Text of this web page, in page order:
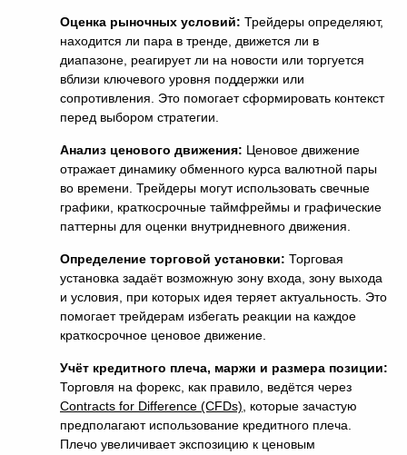
Оценка рыночных условий: Трейдеры определяют,
находится ли пара в тренде, движется ли в
диапазоне, реагирует ли на новости или торгуется
вблизи ключевого уровня поддержки или
сопротивления. Это помогает сформировать контекст
перед выбором стратегии.
Анализ ценового движения: Ценовое движение
отражает динамику обменного курса валютной пары
во времени. Трейдеры могут использовать свечные
графики, краткосрочные таймфреймы и графические
паттерны для оценки внутридневного движения.
Определение торговой установки: Торговая
установка задаёт возможную зону входа, зону выхода
и условия, при которых идея теряет актуальность. Это
помогает трейдерам избегать реакции на каждое
краткосрочное ценовое движение.
Учёт кредитного плеча, маржи и размера позиции:
Торговля на форекс, как правило, ведётся через
Contracts for Difference (CFDs) , которые зачастую
предполагают использование кредитного плеча.
Плечо увеличивает экспозицию к ценовым